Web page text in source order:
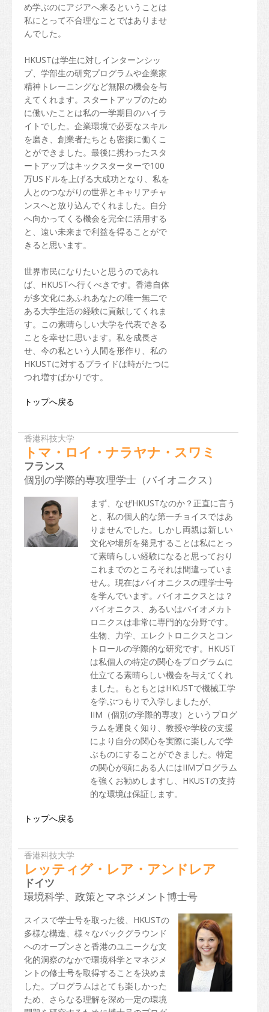
アジア
オセアニア
ヨーロッパ
アメリカ
アフリカ
卒業後
香港でのさらなる教育
香港での仕事
め学ぶのにアジアへ来るということは
私にとって不合理なことではありませ
んでした。
HKUSTは学生に対しインターンシッ
プ、学部生の研究プログラムや企業家
精神トレーニングなど無限の機会を与
えてくれます。スタートアップのため
に働いたことは私の一学期目のハイラ
イトでした。企業環境で必要なスキル
を磨き、創業者たちとも密接に働くこ
とができました。最後に携わったスタ
ートアップはキックスターターで100
万USドルを上げる大成功となり、私を
人とのつながりの世界とキャリアチャ
ンスへと放り込んでくれました。自分
へ向かってくる機会を完全に活用する
と、遠い未来まで利益を得ることがで
きると思います。
世界市民になりたいと思うのであれ
ば、HKUSTへ行くべきです。香港自体
が多文化にあふれあなたの唯一無二で
ある大学生活の経験に貢献してくれま
す。この素晴らしい大学を代表できる
ことを幸せに思います。私を成長さ
せ、今の私という人間を形作り、私の
HKUSTに対するプライドは時がたつに
つれ増すばかりです。
トップへ戻る
香港科技大学
トマ・ロイ・ナラヤナ・スワミ
フランス
個別の学際的専攻理学士（バイオニクス）
まず、なぜHKUSTなのか？正直に言う
と、私の個人的な第一チョイスではあ
りませんでした。しかし両親は新しい
文化や場所を発見することは私にとっ
て素晴らしい経験になると思っており
これまでのところそれは間違っていま
せん。現在はバイオニクスの理学士号
を学んでいます。バイオニクスとは？
バイオニクス、あるいはバイオメカト
ロニクスは非常に専門的な分野です。
生物、力学、エレクトロニクスとコン
トロールの学際的な研究です。HKUST
は私個人の特定の関心をプログラムに
仕立てる素晴らしい機会を与えてくれ
ました。もともとはHKUSTで機械工学
を学ぶつもりで入学しましたが、
IIM（個別の学際的専攻）というプログ
ラムを運良く知り、教授や学校の支援
により自分の関心を実際に楽しんで学
ぶものにすることができました。特定
の関心が頭にある人にはIIMプログラム
を強くお勧めしますし、HKUSTの支持
的な環境は保証します。
トップへ戻る
香港科技大学
レッティグ・レア・アンドレア
ドイツ
環境科学、政策とマネジメント博士号
スイスで学士号を取った後、HKUSTの
多様な構造、様々なバックグラウンド
へのオープンさと香港のユニークな文
化的洞察のなかで環境科学とマネジメ
ントの修士号を取得することを決めま
した。プログラムはとても楽しかった
ため、さらなる理解を深め一定の環境